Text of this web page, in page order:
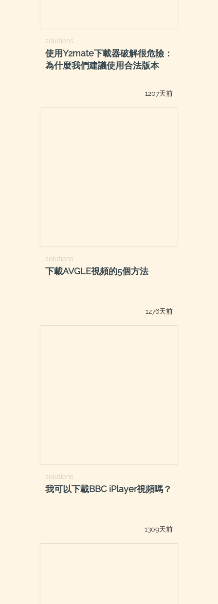
solutions
使用Y2mate下載器破解很危險：
為什麼我們建議使用合法版本
1207天前
solutions
下載AVGLE視頻的5個方法
1276天前
solutions
我可以下載BBC iPlayer視頻嗎？
1309天前